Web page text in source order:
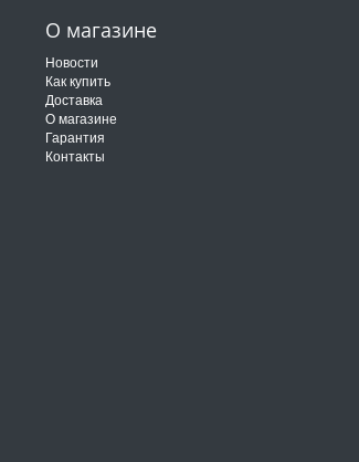
О магазине
Новости
Как купить
Доставка
О магазине
Гарантия
Контакты